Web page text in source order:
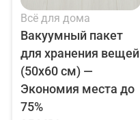
Всё для дома
Вакуумный пакет
для хранения вещей
(50x60 см) —
Экономия места до
75%